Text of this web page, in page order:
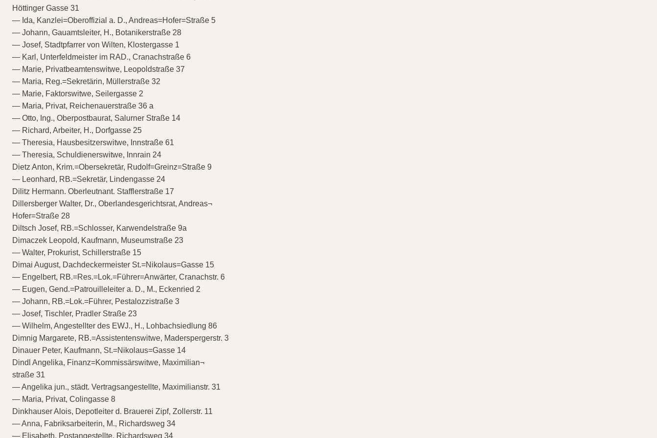
Höttinger Gasse 31
— Ida, Kanzlei=Oberoffizial a. D., Andreas=Hofer=Straße 5
— Johann, Gauamtsleiter, H., Botanikerstraße 28
— Josef, Stadtpfarrer von Wilten, Klostergasse 1
— Karl, Unterfeldmeister im RAD., Cranachstraße 6
— Marie, Privatbeamtenswitwe, Leopoldstraße 37
— Maria, Reg.=Sekretärin, Müllerstraße 32
— Marie, Faktorswitwe, Seilergasse 2
— Maria, Privat, Reichenauerstraße 36 a
— Otto, Ing., Oberpostbaurat, Salurner Straße 14
— Richard, Arbeiter, H., Dorfgasse 25
— Theresia, Hausbesitzerswitwe, Innstraße 61
— Theresia, Schuldienerswitwe, Innrain 24
Dietz Anton, Krim.=Obersekretär, Rudolf=Greinz=Straße 9
— Leonhard, RB.=Sekretär, Lindengasse 24
Dilitz Hermann. Oberleutnant. Stafflerstraße 17
Dillersberger Walter, Dr., Oberlandesgerichtsrat, Andreas¬
Hofer=Straße 28
Diltsch Josef, RB.=Schlosser, Karwendelstraße 9a
Dimaczek Leopold, Kaufmann, Museumstraße 23
— Walter, Prokurist, Schillerstraße 15
Dimai August, Dachdeckermeister St.=Nikolaus=Gasse 15
— Engelbert, RB.=Res.=Lok.=Führer=Anwärter, Cranachstr. 6
— Eugen, Gend.=Patrouilleleiter a. D., M., Eckenried 2
— Johann, RB.=Lok.=Führer, Pestalozzistraße 3
— Josef, Tischler, Pradler Straße 23
— Wilhelm, Angestellter des EWJ., H., Lohbachsiedlung 86
Dimnig Margarete, RB.=Assistentenswitwe, Maderspergerstr. 3
Dinauer Peter, Kaufmann, St.=Nikolaus=Gasse 14
Dindl Angelika, Finanz=Kommissärswitwe, Maximilian¬
straße 31
— Angelika jun., städt. Vertragsangestellte, Maximilianstr. 31
— Maria, Privat, Colingasse 8
Dinkhauser Alois, Depotleiter d. Brauerei Zipf, Zollerstr. 11
— Anna, Fabriksarbeiterin, M., Richardsweg 34
— Elisabeth, Postangestellte, Richardsweg 34